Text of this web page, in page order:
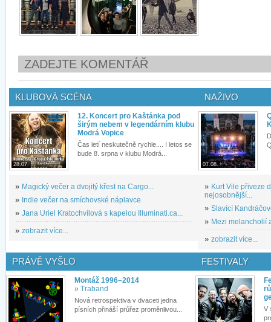
ZADEJTE KOMENTÁŘ
KLUBOVÁ SCÉNA
28.07.
12. Koncert pro Kaštánka pod
širým nebem v legendárním klubu
Modrá Vopice
Čas letí neskutečně rychle.... I letos se
bude 8. srpna v klubu Modrá...
» Magický večer a dvojitý křest na Cargo...
» Indie večer na smíchovské náplavce
» Jana Uriel Kratochvílová s kapelou Illuminati.ca...
» zobrazit více...
NAŽIVO
07.08.
» Kurt Vile přiveze
nejosobnější...
» Slavící
» Mezi melancholií
» zobrazit více...
PRÁVĚ VYŠLO
Montáž 1996–2014
» Traband
Nová retrospektiva v dvaceti jedna
písních přináší průřez proměnlivou...
FESTIVALY
V